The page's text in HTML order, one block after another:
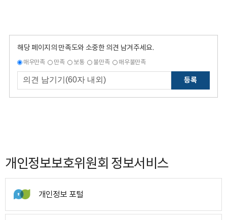
해당 페이지의 만족도와 소중한 의견 남겨주세요.
매우만족 만족 보통 불만족 매우불만족
등록
개인정보보호위원회 정보서비스
개인정보 포털